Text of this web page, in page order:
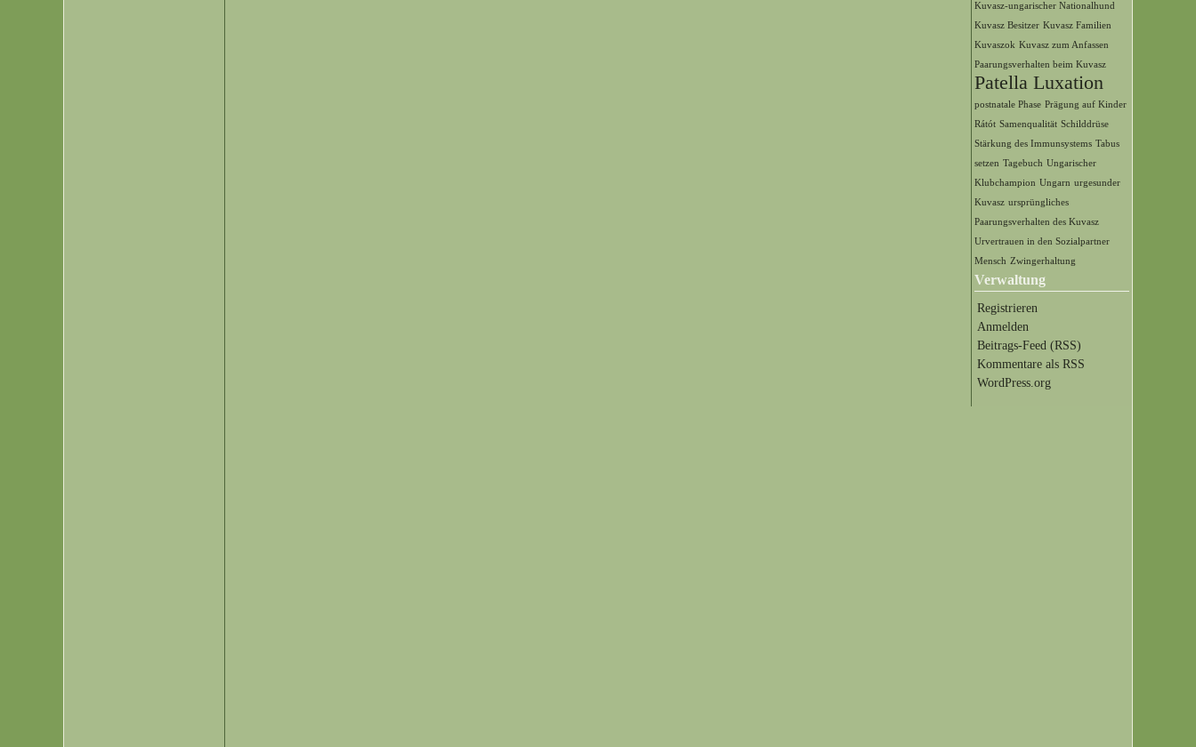
Kuvasz-ungarischer Nationalhund
Kuvasz Besitzer Kuvasz Familien
Kuvaszok Kuvasz zum Anfassen
Paarungsverhalten beim Kuvasz
Patella Luxation
postnatale Phase Prägung auf Kinder
Rátót Samenqualität Schilddrüse
Stärkung des Immunsystems Tabus
setzen Tagebuch Ungarischer
Klubchampion Ungarn urgesunder
Kuvasz ursprüngliches
Paarungsverhalten des Kuvasz
Urvertrauen in den Sozialpartner
Mensch Zwingerhaltung
Verwaltung
Registrieren
Anmelden
Beitrags-Feed (RSS)
Kommentare als RSS
WordPress.org